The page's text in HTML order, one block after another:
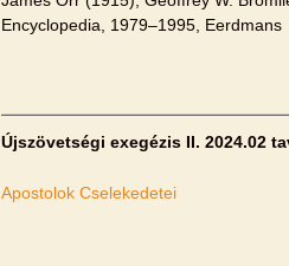
Encyclopedia, 1979–1995, Eerdmans
Újszövetségi exegézis II. 2024.02
Apostolok Cselekedetei